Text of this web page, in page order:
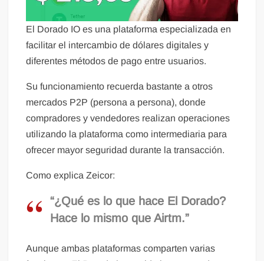
El Dorado IO es una plataforma especializada en
facilitar el intercambio de dólares digitales y
diferentes métodos de pago entre usuarios.
Su funcionamiento recuerda bastante a otros
mercados P2P (persona a persona), donde
compradores y vendedores realizan operaciones
utilizando la plataforma como intermediaria para
ofrecer mayor seguridad durante la transacción.
Como explica Zeicor:
“¿Qué es lo que hace El Dorado?
Hace lo mismo que Airtm.”
Aunque ambas plataformas comparten varias